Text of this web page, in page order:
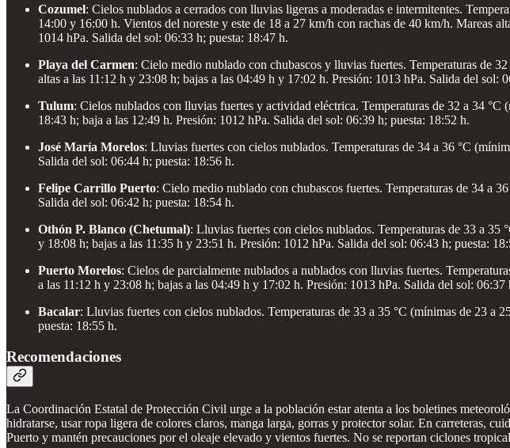
Cozumel: Cielos nublados a cerrados con lluvias ligeras a moderadas e intermitentes.
14:00 y 16:00 h. Vientos del noreste y este de 18 a 27 km/h con rachas de 40 km/h. Mareas
1014 hPa. Salida del sol: 06:33 h; puesta: 18:47 h.
Playa del Carmen: Cielo medio nublado con chubascos y lluvias fuertes. Temperaturas de
altas a las 11:12 h y 23:08 h; bajas a las 04:49 h y 17:02 h. Presión: 1013 hPa. Salida del sol:
Tulum: Cielos nublados con lluvias fuertes y actividad eléctrica. Temperaturas de 32 a 34
18:43 h; baja a las 12:49 h. Presión: 1012 hPa. Salida del sol: 06:39 h; puesta: 18:52 h.
José María Morelos: Lluvias fuertes con cielos nublados. Temperaturas de 34 a 36 °C
Salida del sol: 06:44 h; puesta: 18:56 h.
Felipe Carrillo Puerto: Cielo medio nublado con chubascos fuertes. Temperaturas de 34 a
Salida del sol: 06:42 h; puesta: 18:54 h.
Othón P. Blanco (Chetumal): Lluvias fuertes con cielos nublados. Temperaturas de 33 a 35
y 18:08 h; bajas a las 11:35 h y 23:51 h. Presión: 1012 hPa. Salida del sol: 06:43 h; puesta:
Puerto Morelos: Cielos de parcialmente nublados a nublados con lluvias fuertes.
a las 11:12 h y 23:08 h; bajas a las 04:49 h y 17:02 h. Presión: 1013 hPa. Salida del sol: 06:37
Bacalar: Lluvias fuertes con cielos nublados. Temperaturas de 33 a 35 °C (mínimas de 23 a
puesta: 18:55 h.
Recomendaciones
La Coordinación Estatal de Protección Civil urge a la población estar atenta a los boletines
hidratarse, usar ropa ligera de colores claros, manga larga, gorras y protector solar. En carreteras,
Puerto y mantén precauciones por el oleaje elevado y vientos fuertes. No se reportan ciclones